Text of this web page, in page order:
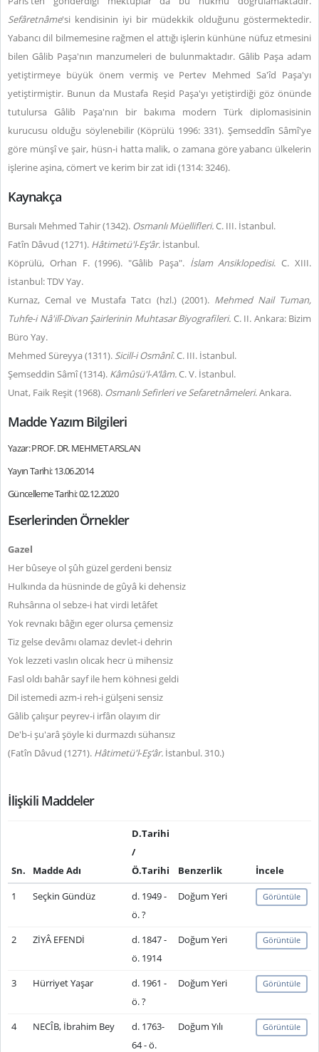
Sefâretnâme'si kendisinin iyi bir müdekkik olduğunu göstermektedir.
Yabancı dil bilmemesine rağmen el attığı işlerin künhüne nüfuz etmesini
bilen Gâlib Paşa'nın manzumeleri de bulunmaktadır. Gâlib Paşa adam
yetiştirmeye büyük önem vermiş ve Pertev Mehmed Sa'îd Paşa'yı
yetiştirmiştir. Bunun da Mustafa Reşid Paşa'yı yetiştirdiği göz önünde
tutulursa Gâlib Paşa'nın bir bakıma modern Türk diplomasisinin
kurucusu olduğu söylenebilir (Köprülü 1996: 331). Şemseddîn Sâmî'ye
göre münşî ve şair, hüsn-i hatta malik, o zamana göre yabancı ülkelerin
işlerine aşina, cömert ve kerim bir zat idi (1314: 3246).
Kaynakça
Bursalı Mehmed Tahir (1342). Osmanlı Müellifleri.C. III. İstanbul.
Fatîn Dâvud (1271). Hâtimetü'l‑Eş‘âr. İstanbul.
Köprülü, Orhan F. (1996). "Gâlib Paşa". İslam Ansiklopedisi. C. XIII.
İstanbul: TDV Yay.
Kurnaz, Cemal ve Mustafa Tatcı (hzl.) (2001). Mehmed Nail Tuman,
Tuhfe-i Nâ'ilî-Divan Şairlerinin Muhtasar Biyografileri. C. II. Ankara: Bizim
Büro Yay.
Mehmed Süreyya (1311). Sicill-i Osmânî.C. III. İstanbul.
Şemseddin Sâmî (1314). Kâmûsü'l‑A‘lâm.C. V. İstanbul.
Unat, Faik Reşit (1968). Osmanlı Sefirleri ve Sefaretnâmeleri. Ankara.
Madde Yazım Bilgileri
Yazar: PROF. DR. MEHMET ARSLAN
Yayın Tarihi: 13.06.2014
Güncelleme Tarihi: 02.12.2020
Eserlerinden Örnekler
Gazel
Her bûseye ol şûh güzel gerdeni bensiz
Hulkında da hüsninde de gûyâ ki dehensiz
Ruhsârına ol sebze-i hat virdi letâfet
Yok revnakı bâğın eger olursa çemensiz
Tiz gelse devâmı olamaz devlet-i dehrin
Yok lezzeti vaslın olıcak hecr ü mihensiz
Fasl oldı bahâr sayf ile hem köhnesi geldi
Dil istemedi azm-i reh-i gülşeni sensiz
Gâlib çalışur peyrev-i irfân olayım dir
De'b-i şu'arâ şöyle ki durmazdı sühansız
(Fatîn Dâvud (1271). Hâtimetü'l‑Eş‘âr. İstanbul. 310.)
İlişkili Maddeler
Sn. Madde Adı
D.Tarihi
/
Ö.Tarihi
Benzerlik
İncele
1
Seçkin Gündüz
d. 1949 -
ö. ?
Doğum Yeri Görüntüle
2 ZİYÂ EFENDİ
d. 1847 -
ö. 1914
Doğum Yeri Görüntüle
3 Hürriyet Yaşar
d. 1961 -
ö. ?
Doğum Yeri Görüntüle
4 NECÎB, İbrahim Bey
d. 1763-
64 - ö.
Doğum Yılı Görüntüle